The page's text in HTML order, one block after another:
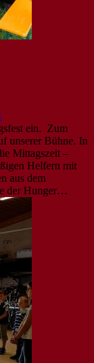
ein. Zum
unserer Bühne. In
Mittagszeit –
Helfern mit
aus dem
der Hunger…